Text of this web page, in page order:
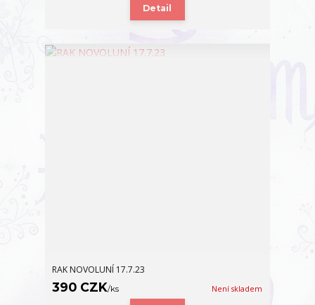
Detail
RAK NOVOLUNÍ 17.7.23
390 CZK/ks Není skladem